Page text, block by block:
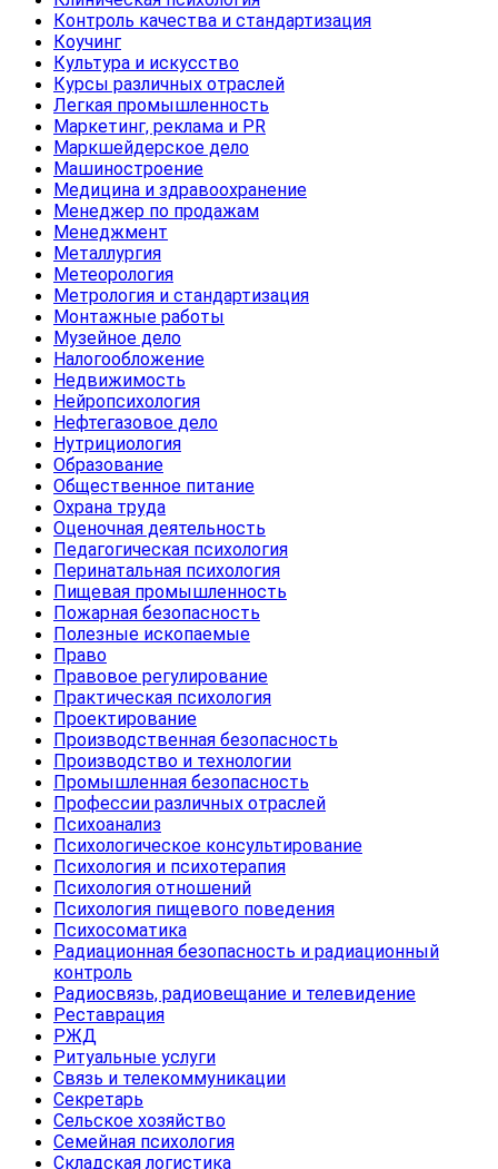
Контроль качества и стандартизация
Коучинг
Культура и искусство
Курсы различных отраслей
Легкая промышленность
Маркетинг, реклама и PR
Маркшейдерское дело
Машиностроение
Медицина и здравоохранение
Менеджер по продажам
Менеджмент
Металлургия
Метеорология
Метрология и стандартизация
Монтажные работы
Музейное дело
Налогообложение
Недвижимость
Нейропсихология
Нефтегазовое дело
Нутрициология
Образование
Общественное питание
Охрана труда
Оценочная деятельность
Педагогическая психология
Перинатальная психология
Пищевая промышленность
Пожарная безопасность
Полезные ископаемые
Право
Правовое регулирование
Практическая психология
Проектирование
Производственная безопасность
Производство и технологии
Промышленная безопасность
Профессии различных отраслей
Психоанализ
Психологическое консультирование
Психология и психотерапия
Психология отношений
Психология пищевого поведения
Психосоматика
Радиационная безопасность и радиационный
контроль
Радиосвязь, радиовещание и телевидение
Реставрация
РЖД
Ритуальные услуги
Связь и телекоммуникации
Секретарь
Сельское хозяйство
Семейная психология
Складская логистика